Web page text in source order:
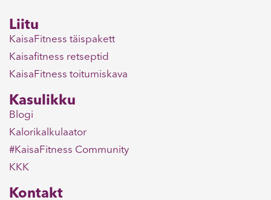
Liitu
KaisaFitness täispakett
Kaisafitness retseptid
KaisaFitness toitumiskava
Kasulikku
Blogi
Kalorikalkulaator
#KaisaFitness Community
KKK
Kontakt